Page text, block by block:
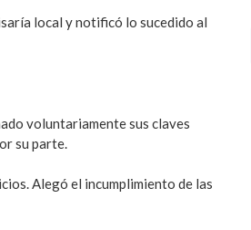
local y notificó lo sucedido al
voluntariamente sus claves
su parte.
Alegó el incumplimiento de las